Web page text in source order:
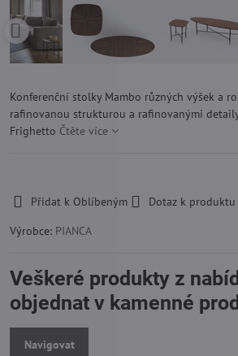
Konferenční stolky Mambo různých výšek a
rafinovanou strukturou a rafinovanými
Frighetto Čtěte více
Přidat k Oblíbeným
Dotaz k produktu
Výrobce: PIANCA
Veškeré produkty z
objednat v kamenné
Navigovat